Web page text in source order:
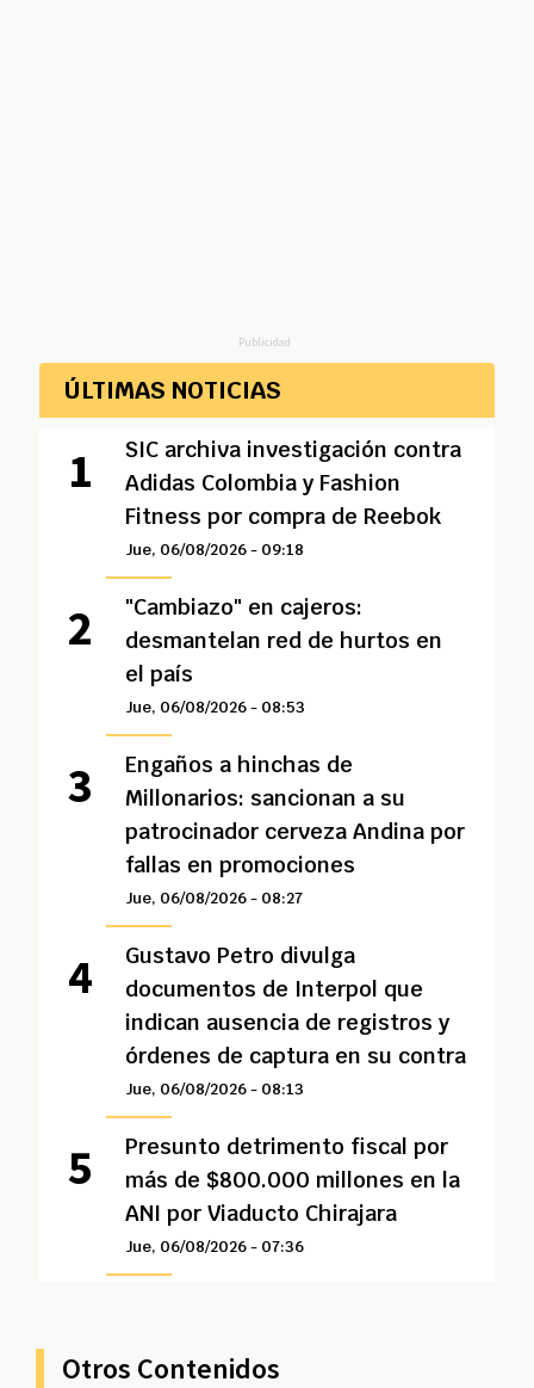
Publicidad
ÚLTIMAS NOTICIAS
SIC archiva investigación contra
Adidas Colombia y Fashion
Fitness por compra de Reebok
Jue, 06/08/2026 - 09:18
"Cambiazo" en cajeros:
desmantelan red de hurtos en
el país
Jue, 06/08/2026 - 08:53
Engaños a hinchas de
Millonarios: sancionan a su
patrocinador cerveza Andina por
fallas en promociones
Jue, 06/08/2026 - 08:27
Gustavo Petro divulga
documentos de Interpol que
indican ausencia de registros y
órdenes de captura en su contra
Jue, 06/08/2026 - 08:13
Presunto detrimento fiscal por
más de $800.000 millones en la
ANI por Viaducto Chirajara
Jue, 06/08/2026 - 07:36
Otros Contenidos